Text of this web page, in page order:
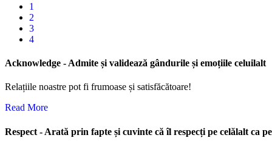
1
2
3
4
Acknowledge - Admite și validează gândurile și emoțiile celuilalt
Relațiile noastre pot fi frumoase și satisfăcătoare!
Read More
Respect - Arată prin fapte și cuvinte că îl respecți pe celălalt ca